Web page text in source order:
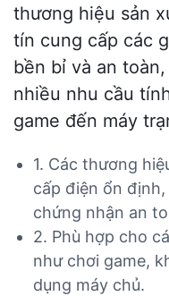
thương hiệu sản
tín cung cấp các
bền bỉ và an
nhiều nhu cầu
game đến máy
1. Các thương
cấp điện ổn
chứng nhận an
2. Phù hợp cho
như chơi game,
dụng máy chủ.